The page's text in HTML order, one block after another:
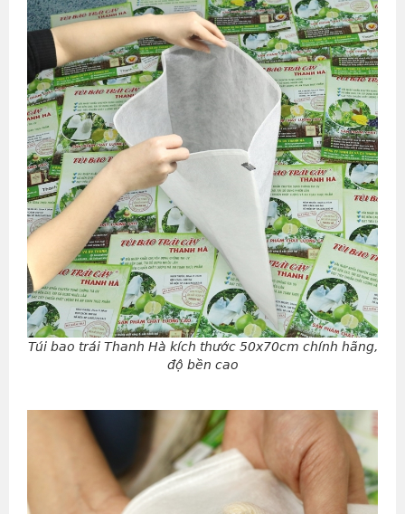
Túi bao trái Thanh Hà kích thước 50x70cm chính hãng,
độ bền cao